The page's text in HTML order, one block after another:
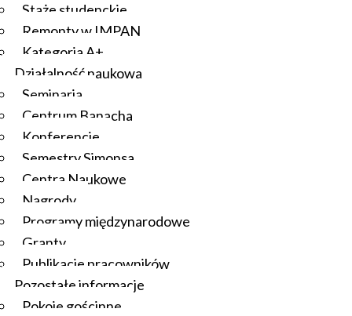
Staże studenckie
Remonty w IMPAN
Kategoria A+
Działalność naukowa
Seminaria
Centrum Banacha
Konferencje
Semestry Simonsa
Centra Naukowe
Nagrody
Programy międzynarodowe
Granty
Publikacje pracowników
Pozostałe informacje
Pokoje gościnne